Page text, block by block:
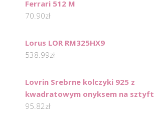
Ferrari 512 M
70.90zł
Lorus LOR RM325HX9
538.99zł
Lovrin Srebrne kolczyki 925 z
kwadratowym onyksem na sztyft
95.82zł